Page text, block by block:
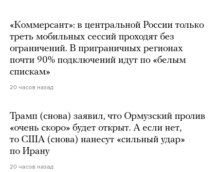
«Коммерсант»: в центральной России только
треть мобильных сессий проходят без
ограничений. В приграничных регионах
почти 90% подключений идут по «белым
спискам»
20 часов назад
Трамп (снова) заявил, что Ормузский пролив
«очень скоро» будет открыт. А если нет,
то США (снова) нанесут «сильный удар»
по Ирану
20 часов назад